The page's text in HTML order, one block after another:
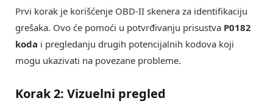
Prvi korak je korišćenje OBD-II skenera za identifikaciju
grešaka. Ovo će pomoći u potvrđivanju prisustva P0182
koda i pregledanju drugih potencijalnih kodova koji
mogu ukazivati na povezane probleme.
Korak 2: Vizuelni pregled